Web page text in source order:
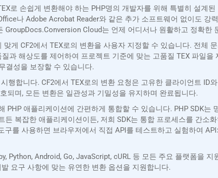
로 손쉽게 변환해야 하는 PHP명의 개발자를 위해 특별히 설계
나 Adobe Acrobat Reader와 같은 추가 소프트웨어 없이도 강
GroupDocs.Conversion Cloud는 언제 어디서나 원활하고 정확한
게 CF2에서 TEX로의 변환을 사용자 지정할 수 있습니다. 전체
과 해상도를 제어하여 프로젝트 기준에 맞는 고품질 TEX 파일
결성을 보장할 수 있습니다.
행합니다. CF2에서 TEX로의 변환 요청은 고유한 클라이언트 ID
되며, 모든 변환은 일관성과 기밀성을 유지하며 완료됩니다.
PHP 애플리케이션에 간편하게 통합할 수 있습니다. PHP SDK
복잡한 애플리케이션이든, 저희 SDK는 통합 프로세스를 간소
구를 사용하면 브라우저에서 직접 API를 테스트하고 실험하여
Python, Android, Go, JavaScript, cURL 등 모든 주요 플랫폼을
요구 사항에 맞는 유연한 변환 옵션을 지원합니다.